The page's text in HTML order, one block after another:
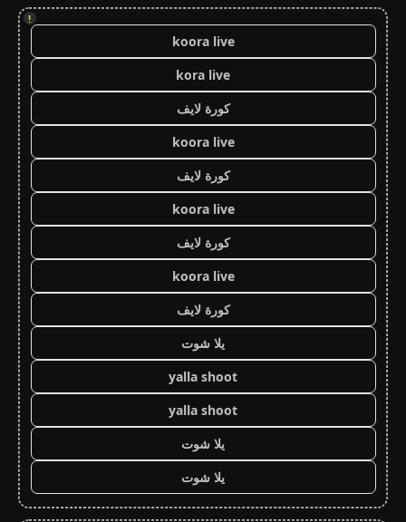
!
koora live
kora live
كورة لايف
koora live
كورة لايف
koora live
كورة لايف
koora live
كورة لايف
يلا شوت
yalla shoot
yalla shoot
يلا شوت
يلا شوت